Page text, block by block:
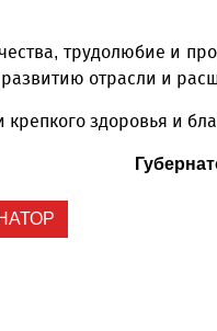
трудолюбие и
развитию отрасли и
здоровья и